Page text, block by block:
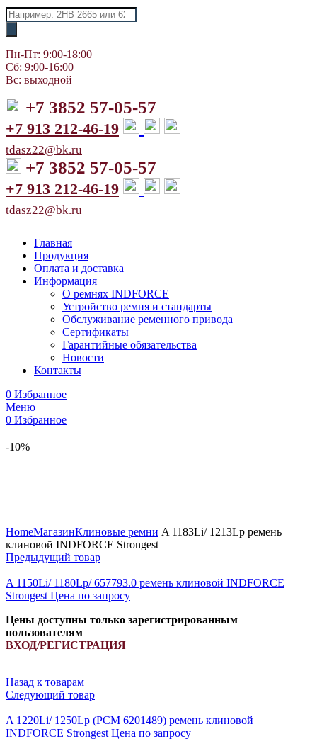
Поиск
товаров
Пн-Пт: 9:00-18:00
Сб: 9:00-16:00
Вс: выходной
+7 3852 57-05-57
+7 913 212-46-19
tdasz22@bk.ru
+7 3852 57-05-57
+7 913 212-46-19
tdasz22@bk.ru
Главная
Продукция
Оплата и доставка
Информация
О ремнях INDFORCE
Устройство ремня и стандарты
Обслуживание ременного привода
Сертификаты
Гарантийные обязательства
Новости
Контакты
0 Избранное
Меню
0 Избранное
-10%
HomeМагазинКлиновые ремни A 1183Li/ 1213Lp ремень
клиновой INDFORCE Strongest
Предыдущий товар
A 1150Li/ 1180Lp/ 657793.0 ремень клиновой INDFORCE
Strongest Цена по запросу
Цены доступны только зарегистрированным
пользователям
ВХОД/РЕГИСТРАЦИЯ
Назад к товарам
Следующий товар
A 1220Li/ 1250Lp (РСМ 6201489) ремень клиновой
INDFORCE Strongest Цена по запросу